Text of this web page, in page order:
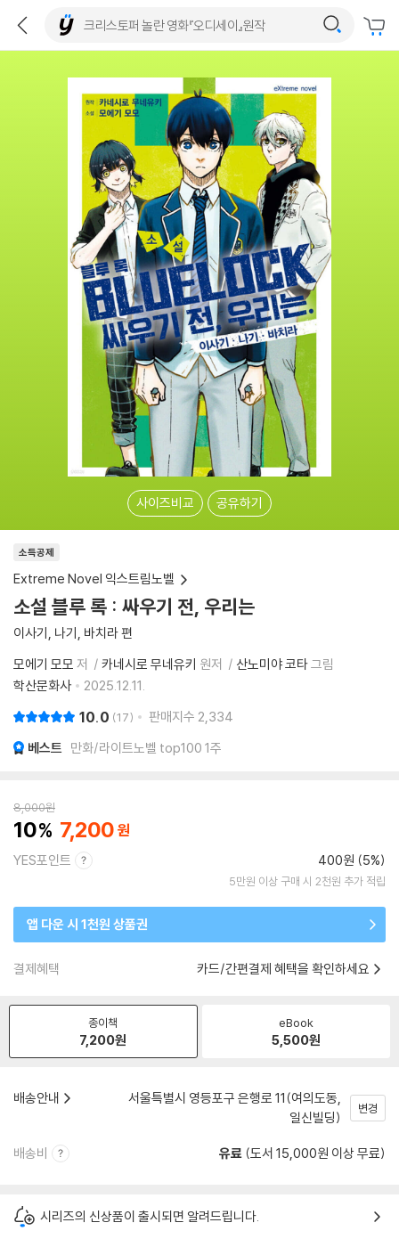
사이즈비교 공유하기
소득공제
Extreme Novel 익스트림노벨
소설 블루 록 : 싸우기 전, 우리는
이사기, 나기, 바치라 편
모에기 모모 저 카네시로 무네유키 원저 산노미야 코타그림
학산문화사
2025.12.11.
10.0 17 판매지수 2,334
베스트 만화/라이트노벨 top100 1주
8,000원
10 7,200
YES포인트 400원 (5%)
5만원 이상 구매 시 2천원 추가 적립
앱 다운 시 1천원 상품권
결제혜택 카드/간편결제 혜택을 확인하세요
종이책
7,200원
eBook
5,500원
배송안내
서울특별시 영등포구 은행로 11(여의도동,
일신빌딩)
변경
배송비 유료 (도서 15,000원 이상 무료)
시리즈의 신상품이 출시되면 알려드립니다.